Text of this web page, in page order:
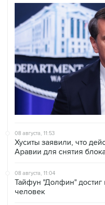
08 августа, 11:53
Хуситы заявили, что
Аравии для снятия
08 августа, 11:04
Тайфун "Долфин" достиг
человек